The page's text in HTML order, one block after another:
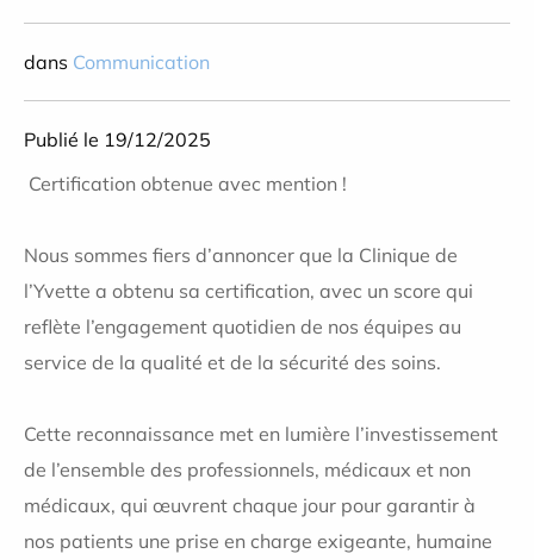
dans Communication
Publié le 19/12/2025
Certification obtenue avec mention !
Nous sommes fiers d’annoncer que la Clinique de
l’Yvette a obtenu sa certification, avec un score qui
reflète l’engagement quotidien de nos équipes au
service de la qualité et de la sécurité des soins.
Cette reconnaissance met en lumière l’investissement
de l’ensemble des professionnels, médicaux et non
médicaux, qui œuvrent chaque jour pour garantir à
nos patients une prise en charge exigeante, humaine